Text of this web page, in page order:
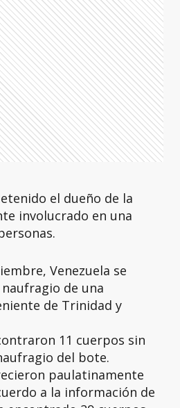
el dueño de la
involucrado en una
Venezuela se
de una
de Trinidad y
11 cuerpos sin
del bote.
paulatinamente
a la información de